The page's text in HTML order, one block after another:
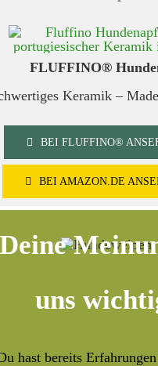
FLUFFINO®
Keramik –
BEI FLUFFINO®
BEI AMAZON.DE
Deine
uns
hast bereits